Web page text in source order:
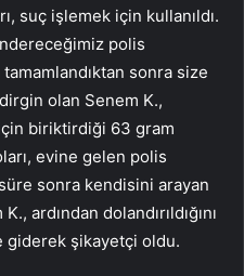
suç işlemek için kullanıldı.
polis
sonra size
olan Senem K.,
biriktirdiği 63 gram
evine gelen polis
sonra kendisini arayan
ardından dolandırıldığını
giderek şikayetçi oldu.